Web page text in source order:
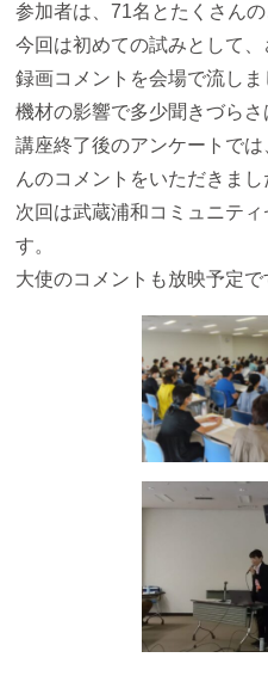
参加者は、71名とたくさん
今回は初めての試みとして
録画コメントを会場で流しま
機材の影響で多少聞きづら
講座終了後のアンケートで
んのコメントをいただきまし
次回は武蔵浦和コミュニテ
す。
大使のコメントも放映予定で